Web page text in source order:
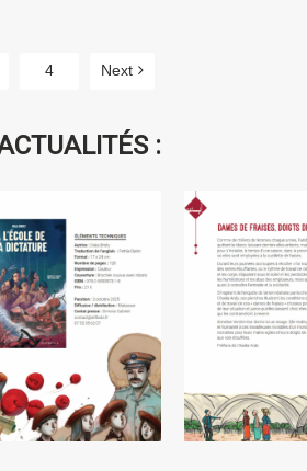
belge Étienne Schreder dans le cadre
4 Next
:
dictature
Dames